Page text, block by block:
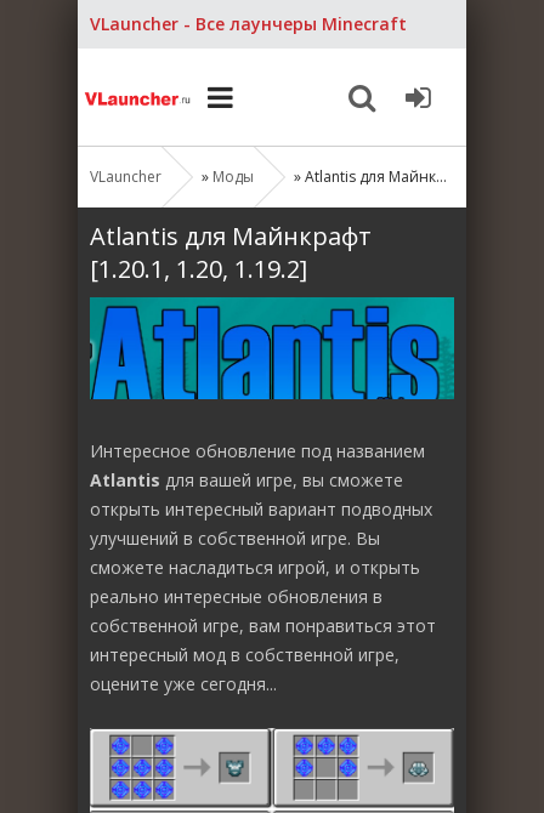
VLauncher - Все лаунчеры Minecraft
VLauncher » Моды » Atlantis для Майнкрафт [1.20.1, 1.20, 1.19.2]
Atlantis для Майнкрафт
[1.20.1, 1.20, 1.19.2]
Интересное обновление под названием
Atlantis для вашей игре, вы сможете
открыть интересный вариант подводных
улучшений в собственной игре. Вы
сможете насладиться игрой, и открыть
реально интересные обновления в
собственной игре, вам понравиться этот
интересный мод в собственной игре,
оцените уже сегодня...